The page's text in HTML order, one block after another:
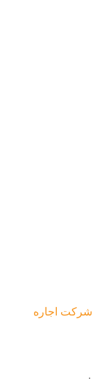
شرکت اجاره